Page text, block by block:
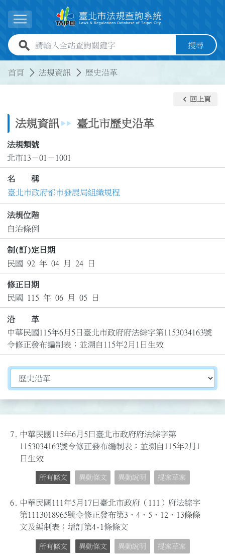
展開選單
全站查詢關鍵字欄位 搜尋
首頁 法規資訊 歷史沿革
法規資訊 臺北市歷史沿革
keyboard_arrow_left 回上頁
法規類號
北市13－01－1001
名 稱
臺北市政府都市發展局組織規程
法規位階
自治條例
制(訂)定日期
民國 92 年 04 月 24 日
修正日期
民國 115 年 06 月 05 日
沿 革
中華民國115年6月5日臺北市政府府法綜字第1153034163號
令修正發布編制表；並溯自115年2月1日生效
切換選擇法規資訊內容
7.
中華民國115年6月5日臺北市政府府法綜字第
1153034163號令修正發布編制表；並溯自115年2月1
日生效
所有條文 異動條文 異動說明 提案草案
6. 中華民國111年5月17日臺北市政府（111）府法綜字
第1113018965號令修正發布第3、4、5、12、13條條
文及編制表；增訂第4-1條條文
所有條文 異動條文 異動說明 提案草案